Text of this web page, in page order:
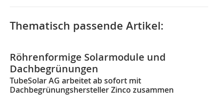
Thematisch passende Artikel:
Röhrenformige Solarmodule und
Dachbegrünungen
TubeSolar AG arbeitet ab sofort mit
Dachbegrünungshersteller Zinco zusammen